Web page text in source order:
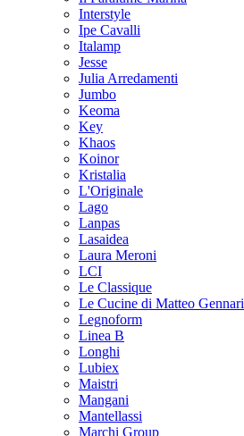
Interstyle
Ipe Cavalli
Italamp
Jesse
Julia Arredamenti
Jumbo
Keoma
Key
Khaos
Koinor
Kristalia
L'Originale
Lago
Lanpas
Lasaidea
Laura Meroni
LCI
Le Classique
Le Cucine di Matteo Gennari
Legnoform
Linea B
Longhi
Lubiex
Maistri
Mangani
Mantellassi
Marchi Group